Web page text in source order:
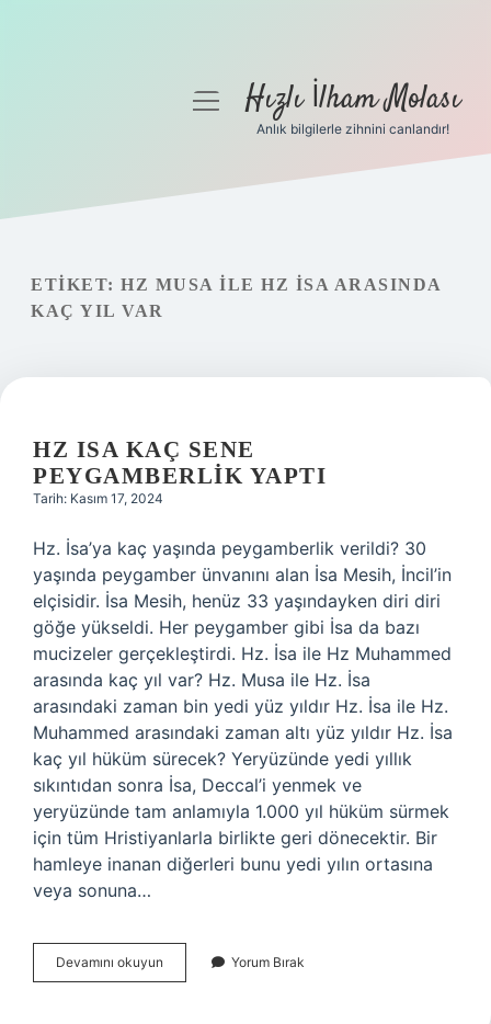
Gizlilik Politikası
Hakkımızda
menüyüHızlı İlham Molası
Anlık bilgilerle zihnini canlandır!
ETIKET: HZ MUSA ILE HZ İSA ARASINDA
KAÇ YIL VAR
HZ ISA KAÇ SENE
PEYGAMBERLIK YAPTI
Tarih: Kasım 17, 2024
Hz. İsa’ya kaç yaşında peygamberlik verildi? 30
yaşında peygamber ünvanını alan İsa Mesih, İncil’in
elçisidir. İsa Mesih, henüz 33 yaşındayken diri diri
göğe yükseldi. Her peygamber gibi İsa da bazı
mucizeler gerçekleştirdi. Hz. İsa ile Hz Muhammed
arasında kaç yıl var? Hz. Musa ile Hz. İsa
arasındaki zaman bin yedi yüz yıldır Hz. İsa ile Hz.
Muhammed arasındaki zaman altı yüz yıldır Hz. İsa
kaç yıl hüküm sürecek? Yeryüzünde yedi yıllık
sıkıntıdan sonra İsa, Deccal’i yenmek ve
yeryüzünde tam anlamıyla 1.000 yıl hüküm sürmek
için tüm Hristiyanlarla birlikte geri dönecektir. Bir
hamleye inanan diğerleri bunu yedi yılın ortasına
veya sonuna…
Devamını okuyun
Isa
Yorum Bırak